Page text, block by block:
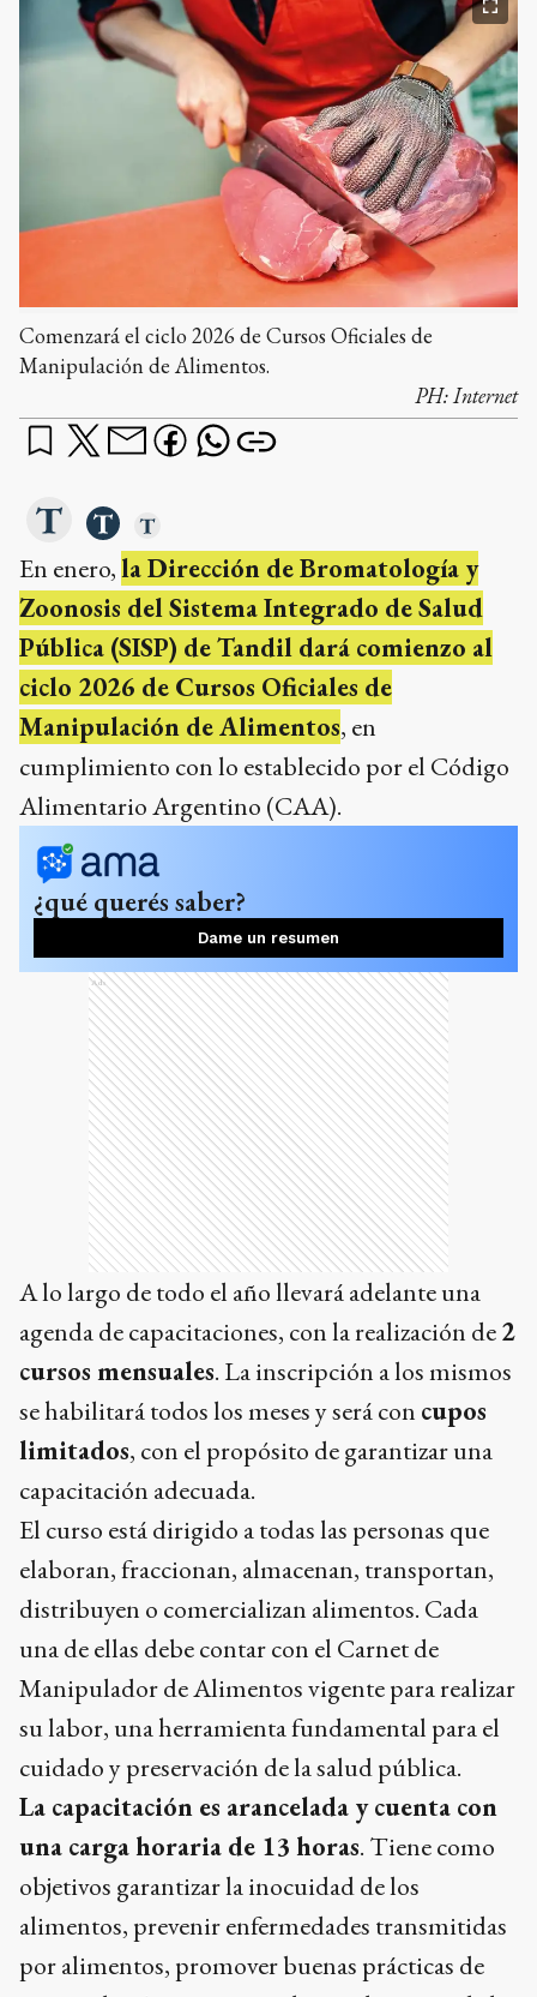
Comenzará el ciclo 2026 de Cursos Oficiales de
Manipulación de Alimentos.
PH:Internet
En enero,la Dirección de Bromatología y
Zoonosis del Sistema Integrado de Salud
Pública (SISP) de Tandil dará comienzo al
ciclo 2026 de Cursos Oficiales de
Manipulación de Alimentos, en
cumplimiento con lo establecido por el Código
Alimentario Argentino (CAA).
¿qué querés saber?
Dame un resumen
Ads
A lo largo de todo el año llevará adelante una
agenda de capacitaciones, con la realización de2
cursos mensuales. La inscripción a los mismos
se habilitará todos los meses y será con cupos
limitados, con el propósito de garantizar una
capacitación adecuada.
El curso está dirigido a todas las personas que
elaboran, fraccionan, almacenan, transportan,
distribuyen o comercializan alimentos. Cada
una de ellas debe contar con el Carnet de
Manipulador de Alimentos vigente para realizar
su labor, una herramienta fundamental para el
cuidado y preservación de la salud pública.
La capacitación es arancelada y cuenta con
una carga horaria de 13 horas. Tiene como
objetivos garantizar la inocuidad de los
alimentos, prevenir enfermedades transmitidas
por alimentos, promover buenas prácticas de